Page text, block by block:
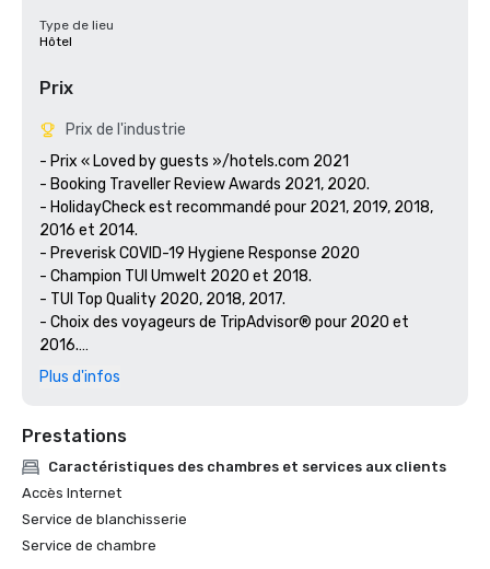
Type de lieu
Hôtel
Prix
Prix de l'industrie
- Prix « Loved by guests »/hotels.com 2021
- Booking Traveller Review Awards 2021, 2020.
- HolidayCheck est recommandé pour 2021, 2019, 2018,
2016 et 2014.
- Preverisk COVID-19 Hygiene Response 2020
- Champion TUI Umwelt 2020 et 2018.
- TUI Top Quality 2020, 2018, 2017.
- Choix des voyageurs de TripAdvisor® pour 2020 et
2016.
- Certificat d'excellence TripAdvisor® 2019
Plus d'infos
Prestations
Caractéristiques des chambres et services aux clients
Accès Internet
Service de blanchisserie
Service de chambre